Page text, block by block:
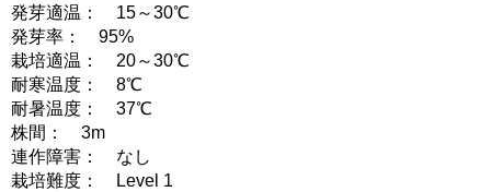
発芽適温： 15～30℃
発芽率： 95%
栽培適温： 20～30℃
耐寒温度： 8℃
耐暑温度： 37℃
株間： 3m
連作障害： なし
栽培難度： Level 1